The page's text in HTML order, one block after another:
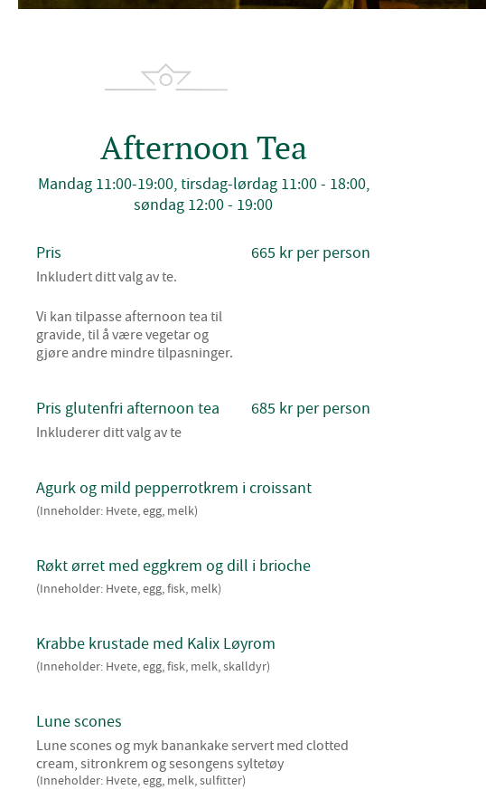
Afternoon Tea
Mandag 11:00-19:00, tirsdag-lørdag 11:00 - 18:00,
søndag 12:00 - 19:00
Pris
Inkludert ditt valg av te.
Vi kan tilpasse afternoon tea til
gravide, til å være vegetar og
gjøre andre mindre tilpasninger.
665 kr per person
Pris glutenfri afternoon tea
Inkluderer ditt valg av te
685 kr per person
Agurk og mild pepperrotkrem i croissant
(Inneholder: Hvete, egg, melk)
Røkt ørret med eggkrem og dill i brioche
(Inneholder: Hvete, egg, fisk, melk)
Krabbe krustade med Kalix Løyrom
(Inneholder: Hvete, egg, fisk, melk, skalldyr)
Lune scones
Lune scones og myk banankake servert med clotted
cream, sitronkrem og sesongens syltetøy
(Inneholder: Hvete, egg, melk, sulfitter)